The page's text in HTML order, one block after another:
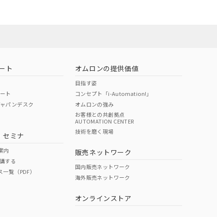
O O
ページへ
ください
ト
ト
パンデスク
セミナ
内
する
覧（PDF）
オムロンの提供価値
目指す姿
コンセプト「i-Automation!」
オムロンの強み
お客様との共創拠点
AUTOMATION CENTER
技術を磨く現場
販売ネットワーク
国内販売ネットワーク
海外販売ネットワーク
オンラインストア